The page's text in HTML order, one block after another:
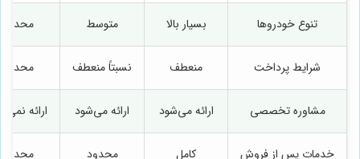
تنوع خودروها بسیار بالا متوسط محدود
شرایط پرداخت منعطف نسبتاً منعطف محدود
مشاوره تخصصی ارائه می‌شود ارائه می‌شود ارائه
خدمات پس از فروش کامل محدود محدود